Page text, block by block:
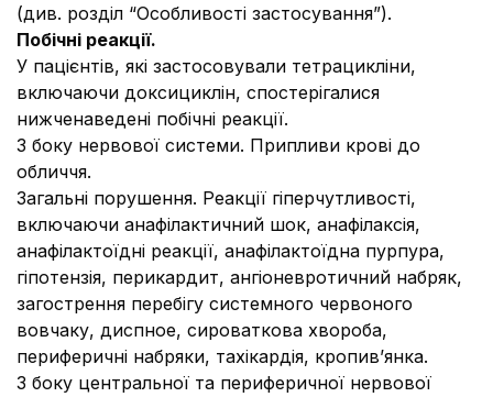
(див. розділ “Особливості застосування”).
Побічні реакції.
У пацієнтів, які застосовували тетрацикліни,
включаючи доксициклін, спостерігалися
нижченаведені побічні реакції.
З боку нервової системи. Припливи крові до
обличчя.
Загальні порушення. Реакції гіперчутливості,
включаючи анафілактичний шок, анафілаксія,
анафілактоїдні реакції, анафілактоїдна пурпура,
гіпотензія, перикардит, ангіоневротичний набряк,
загострення перебігу системного червоного
вовчаку, диспное, сироваткова хвороба,
периферичні набряки, тахікардія, кропив’янка.
З боку центральної та периферичної нервової